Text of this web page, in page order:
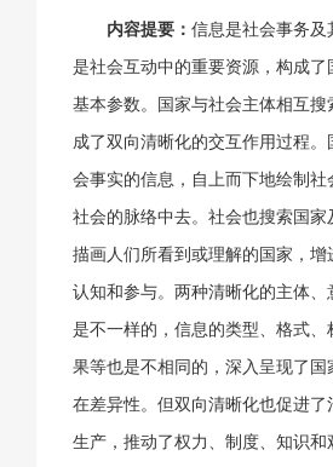
内容提要： 信息是社会事务及
是社会互动中的重要资源，构成了
基本参数。国家与社会主体相互搜
成了双向清晰化的交互作用过程。
会事实的信息，自上而下地绘制社
社会的脉络中去。社会也搜索国家
描画人们所看到或理解的国家，增
认知和参与。两种清晰化的主体、
是不一样的，信息的类型、格式、
果等也是不相同的，深入呈现了国
在差异性。但双向清晰化也促进了
生产，推动了权力、制度、知识和